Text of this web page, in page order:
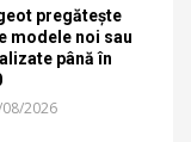
pregătește
modele noi sau
până în
2026